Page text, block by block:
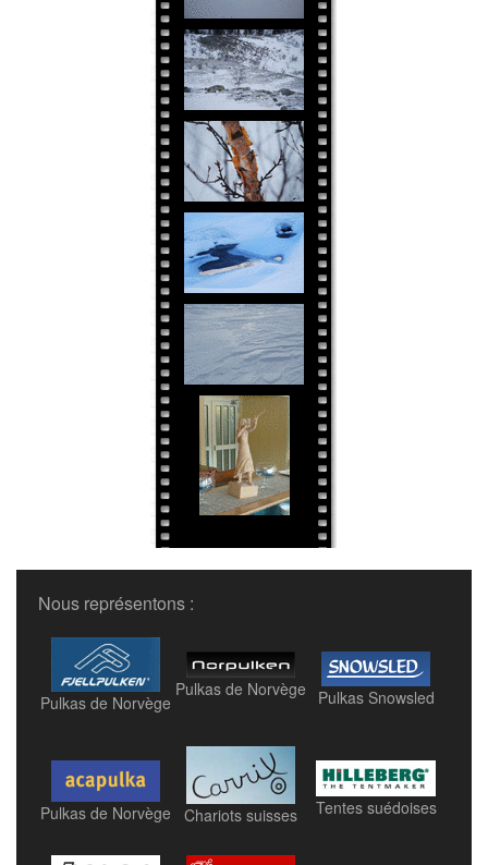
Nous représentons :
Pulkas de Norvège
Pulkas de Norvège Pulkas Snowsled
Pulkas de Norvège Chariots suisses Tentes suédoises